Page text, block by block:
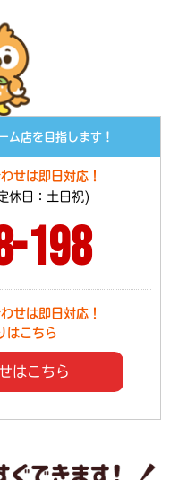
ム店を目指します！
せは即日対応！
日：土日祝)
198
せは即日対応！
はこちら
はこちら